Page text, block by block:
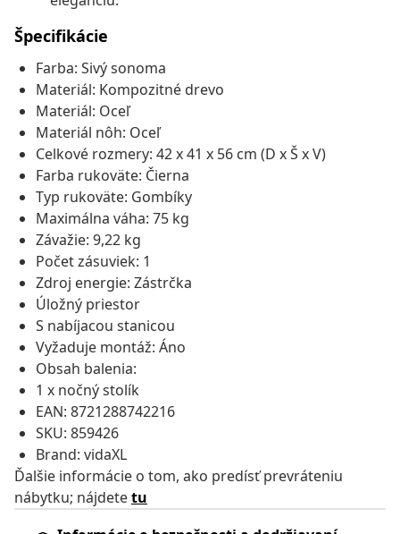
Špecifikácie
Farba: Sivý sonoma
Materiál: Kompozitné drevo
Materiál: Oceľ
Materiál nôh: Oceľ
Celkové rozmery: 42 x 41 x 56 cm (D x Š x V)
Farba rukoväte: Čierna
Typ rukoväte: Gombíky
Maximálna váha: 75 kg
Závažie: 9,22 kg
Počet zásuviek: 1
Zdroj energie: Zástrčka
Úložný priestor
S nabíjacou stanicou
Vyžaduje montáž: Áno
Obsah balenia:
1 x nočný stolík
EAN: 8721288742216
SKU: 859426
Brand: vidaXL
Ďalšie informácie o tom, ako predísť prevráteniu
nábytku; nájdetetu